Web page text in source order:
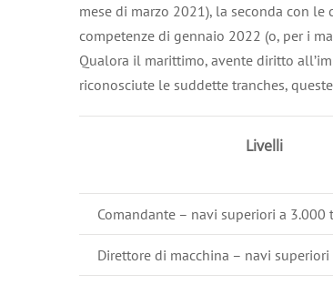
mese di marzo 2021), la seconda con
competenze di gennaio 2022 (o, per i
Qualora il marittimo, avente diritto
riconosciute le suddette tranches,
Livelli
Comandante – navi superiori a 3.000
Direttore di macchina – navi superiori